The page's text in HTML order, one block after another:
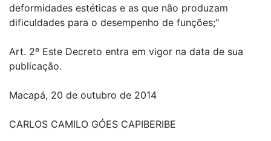
deformidades estéticas e as que não produzam
dificuldades para o desempenho de funções;"
Art. 2º Este Decreto entra em vigor na data de sua
publicação.
Macapá, 20 de outubro de 2014
CARLOS CAMILO GÓES CAPIBERIBE